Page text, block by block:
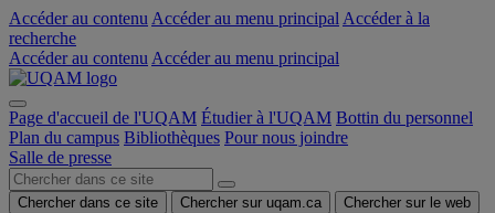
Accéder au contenu Accéder au menu principal Accéder à la
recherche
Accéder au contenu Accéder au menu principal
Page d'accueil de l'UQAM Étudier à l'UQAM Bottin du personnel
Plan du campus Bibliothèques Pour nous joindre
Salle de presse
Chercher dans ce site Chercher sur uqam.ca Chercher sur le web